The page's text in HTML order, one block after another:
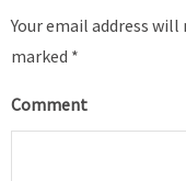
Your email address
marked *
Comment